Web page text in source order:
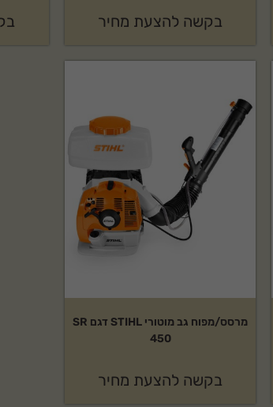
בקשה להצעת מחיר
מרסס/מפוח גב מוטורי STIHL דגם SR
450
בקשה להצעת מחיר